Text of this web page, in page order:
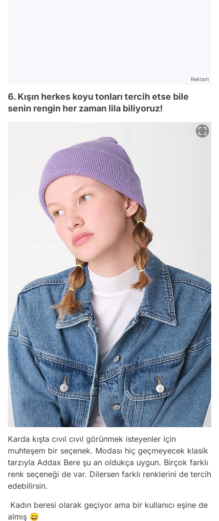
Reklam
6. Kışın herkes koyu tonları tercih etse bile
senin rengin her zaman lila biliyoruz!
Karda kışta cıvıl cıvıl görünmek isteyenler için
muhteşem bir seçenek. Modası hiç geçmeyecek klasik
tarzıyla Addax Bere şu an oldukça uygun. Birçok farklı
renk seçeneği de var. Dilersen farklı renklerini de tercih
edebilirsin.
Kadın beresi olarak geçiyor ama bir kullanıcı eşine de
almış 😄